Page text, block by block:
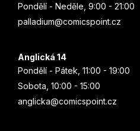
Pondělí - Neděle, 9:00 - 21:00
palladium@comicspoint.cz
Anglická 14
Pondělí - Pátek, 11:00 - 19:00
Sobota, 10:00 - 15:00
anglicka@comicspoint.cz